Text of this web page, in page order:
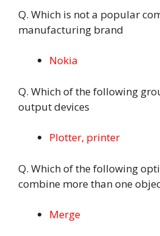
Q. Which is not a popular
manufacturing brand
Nokia
Q. Which of the following
output devices
Plotter, printer
Q. Which of the following
combine more than one
Merge